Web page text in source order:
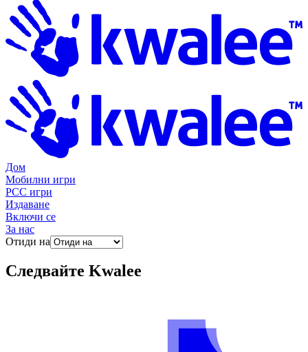
Дом
Мобилни игри
PCC игри
Издаване
Включи се
За нас
Отиди на
Следвайте Kwalee